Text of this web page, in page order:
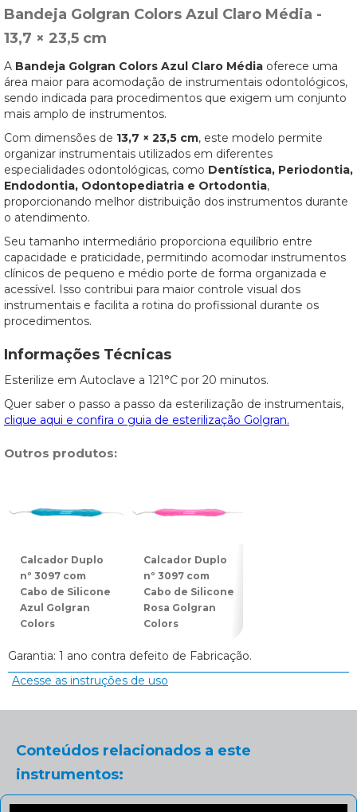
Bandeja Golgran Colors Azul Claro Média -
13,7 × 23,5 cm
A Bandeja Golgran Colors Azul Claro Média oferece uma
área maior para acomodação de instrumentais odontológicos,
sendo indicada para procedimentos que exigem um conjunto
mais amplo de instrumentos.
Com dimensões de 13,7 × 23,5 cm, este modelo permite
organizar instrumentais utilizados em diferentes
especialidades odontológicas, como Dentística, Periodontia,
Endodontia, Odontopediatria e Ortodontia,
proporcionando melhor distribuição dos instrumentos durante
o atendimento.
Seu tamanho intermediário proporciona equilíbrio entre
capacidade e praticidade, permitindo acomodar instrumentos
clínicos de pequeno e médio porte de forma organizada e
acessível. Isso contribui para maior controle visual dos
instrumentais e facilita a rotina do profissional durante os
procedimentos.
Informações Técnicas
Esterilize em Autoclave a 121°C por 20 minutos.
Quer saber o passo a passo da esterilização de instrumentais,
clique aqui e confira o guia de esterilização Golgran.
Outros produtos:
Calcador Duplo
nº 3097 com
Cabo de Silicone
Azul Golgran
Colors
Calcador Duplo
nº 3097 com
Cabo de Silicone
Rosa Golgran
Colors
Garantia: 1 ano contra defeito de Fabricação.
Acesse as instruções de uso
Conteúdos relacionados a este
instrumentos: